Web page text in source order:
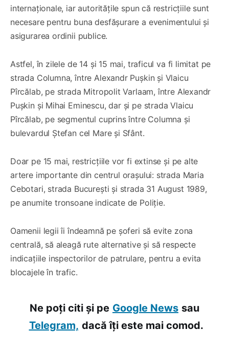
internaționale, iar autoritățile spun că restricțiile sunt
necesare pentru buna desfășurare a evenimentului și
asigurarea ordinii publice.
Astfel, în zilele de 14 și 15 mai, traficul va fi limitat pe
strada Columna, între Alexandr Pușkin și Vlaicu
Pîrcălab, pe strada Mitropolit Varlaam, între Alexandr
Pușkin și Mihai Eminescu, dar și pe strada Vlaicu
Pîrcălab, pe segmentul cuprins între Columna și
bulevardul Ștefan cel Mare și Sfânt.
Doar pe 15 mai, restricțiile vor fi extinse și pe alte
artere importante din centrul orașului: strada Maria
Cebotari, strada București și strada 31 August 1989,
pe anumite tronsoane indicate de Poliție.
Oamenii legii îi îndeamnă pe șoferi să evite zona
centrală, să aleagă rute alternative și să respecte
indicațiile inspectorilor de patrulare, pentru a evita
blocajele în trafic.
Ne poți citi și pe Google News sau
Telegram, dacă îți este mai comod.